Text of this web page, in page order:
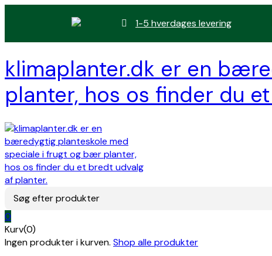
1-5 hverdages levering
klimaplanter.dk er en
planter, hos os finder du
Søg efter produkter
0
Kurv(0)
Ingen produkter i kurven. Shop alle produkter